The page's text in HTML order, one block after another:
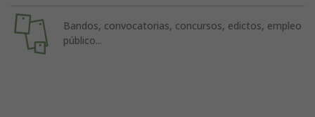
Bandos, convocatorias, concursos, edictos, empleo
público...